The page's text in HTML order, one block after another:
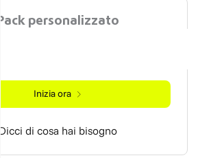
Pack personalizzato
Dicci di cosa hai bisogno
Inizia ora